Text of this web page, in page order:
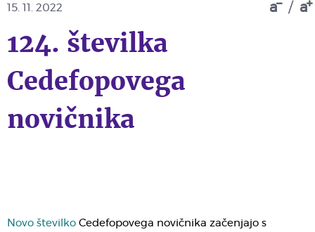
a / a
15. 11. 2022
124. številka
Cedefopovega
novičnika
Novo številko Cedefopovega novičnika začenjajo s